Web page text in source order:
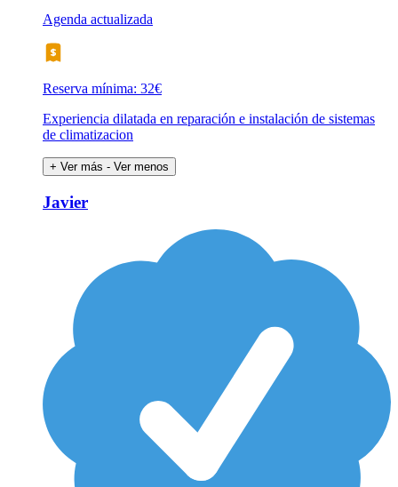
Agenda actualizada
Reserva mínima: 32€
Experiencia dilatada en reparación e instalación de sistemas
de climatizacion
+ Ver más - Ver menos
Javier